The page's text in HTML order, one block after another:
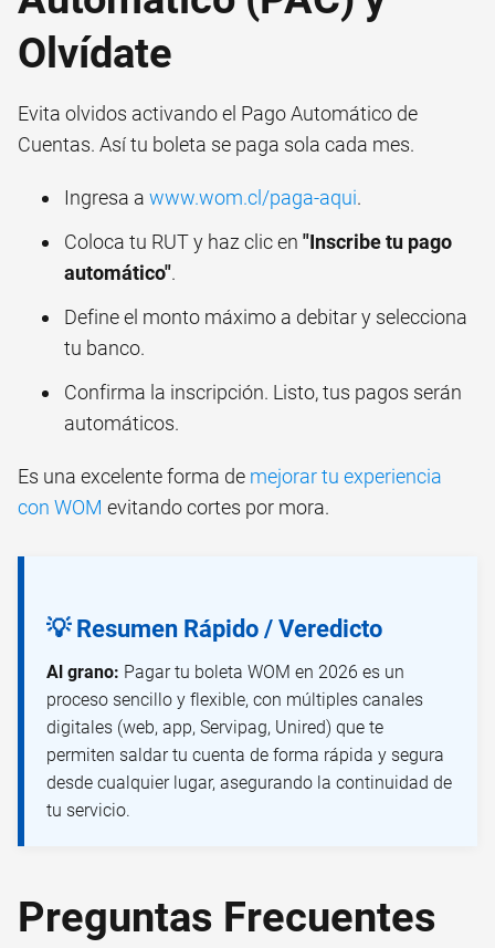
Olvídate
Evita olvidos activando el Pago Automático de
Cuentas. Así tu boleta se paga sola cada mes.
Ingresa a www.wom.cl/paga-aqui.
Coloca tu RUT y haz clic en "Inscribe tu pago
automático".
Define el monto máximo a debitar y selecciona
tu banco.
Confirma la inscripción. Listo, tus pagos serán
automáticos.
Es una excelente forma de mejorar tu experiencia
con WOM evitando cortes por mora.
💡 Resumen Rápido / Veredicto
Al grano: Pagar tu boleta WOM en 2026 es un
proceso sencillo y flexible, con múltiples canales
digitales (web, app, Servipag, Unired) que te
permiten saldar tu cuenta de forma rápida y segura
desde cualquier lugar, asegurando la continuidad de
tu servicio.
Preguntas Frecuentes